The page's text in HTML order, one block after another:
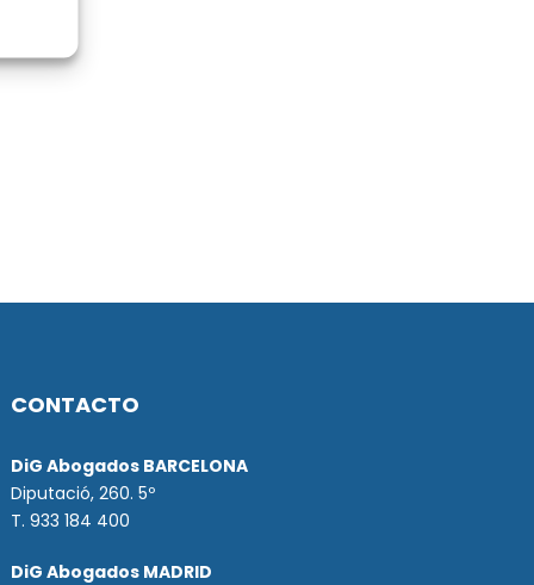
CONTACTO
DiG Abogados BARCELONA
Diputació, 260. 5º
T. 933 184 400
DiG Abogados MADRID